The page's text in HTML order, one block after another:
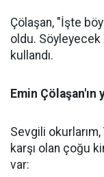
Çölaşan, "İşte
oldu.
kullandı.
Emin Çölaşan'ın
Sevgili
karşı olan çoğu
var: